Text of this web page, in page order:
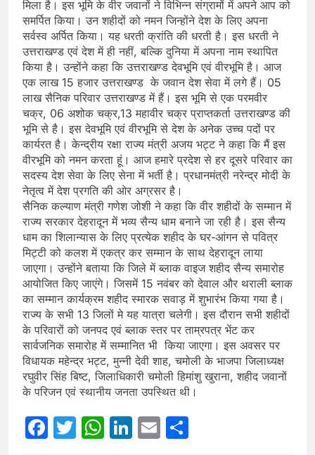
मिला है। इस भूमि के वीर जवानों ने विभिन्न संग्रामों में अपने आप को
समर्पित किया। उन शहीदों को नमन जिन्होंने देश के लिए अपना
सर्वस्व अर्पित किया। यह धरती क्रांति की धरती है। इस धरती ने
उत्तराखण्ड एवं देश में ही नहीं, बल्कि दुनिया में अपना नाम स्थापित
किया है। उन्होंने कहा कि उत्तराखण्ड देवभूमि एवं वीरभूमि है। आज
एक लाख 15 हजार उत्तराखण्ड के जवान देश सेवा में लगे हैं। 05
लाख सैनिक परिवार उत्तराखण्ड में हैं। इस भूमि से एक परमवीर
चक्र, 06 अशोक चक्र,13 महावीर चक्र प्राप्तकर्ता उत्तराखण्ड की
भूमि से है। इस देवभूमि एवं वीरभूमि से देश के अनेक उच्च पदों पर
कार्यरत है। केन्द्रीय रक्षा राज्य मंत्री अजय भट्ट ने कहा कि मैं इस
वीरभूमि को नमन करता हूं। आज हमारे प्रदेश से हर दूसरे परिवार का
सदस्य देश सेवा के लिए सेना में भर्ती है। प्रधानमंत्री नरेन्द्र मोदी के
नेतृत्व में देश प्रगति की ओर अग्रसर है।
सैनिक कल्याण मंत्री गणेश जोशी ने कहा कि वीर शहीदों के सम्मान में
राज्य सरकार देहरादून में भव्य सैन्य धाम बनाने जा रही है। इस सैन्य
धाम का शिलान्यास के लिए प्रत्येक शहीद के घर-आंगन से पवित्र
मिट्टी को कलश में एकत्र कर सम्मान के साथ देहरादून लाया
जाएगा। उन्होंने बताया कि जिले में ब्लाक वाइज शहीद सैन्य समारोह
आयोजित किए जाएंगे। जिसमें 15 नवंबर को देवाल और थराली ब्लाक
का सम्मान कार्यक्रम शहीद स्मारक सवाड़ में शुभारंभ किया गया है।
राज्य के सभी 13 जिलों मे यह यात्रा चलेगी। इस दौरान सभी शहीदों
के परिवारों को जनपद एवं ब्लाक स्तर पर ताम्रपत्र भेंट कर
सार्वजनिक समारोह में सम्मानित भी किया जाएगा। इस अवसर पर
विधायक महेन्द्र भट्ट, मुन्नी देवी शाह, चमोली के भाजपा जिलाध्यक्ष
रघुवीर सिंह बिष्ट, जिलाधिकारी चमोली हिमांशु खुराना, शहीद जवानों
के परिजन एवं स्थानीय जनता उपस्थित थी।
Facebook
Twitter
WhatsApp
LinkedIn
Email